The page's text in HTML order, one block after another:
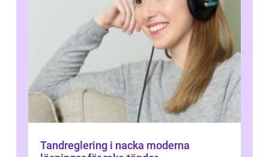
Tandreglering i nacka moderna